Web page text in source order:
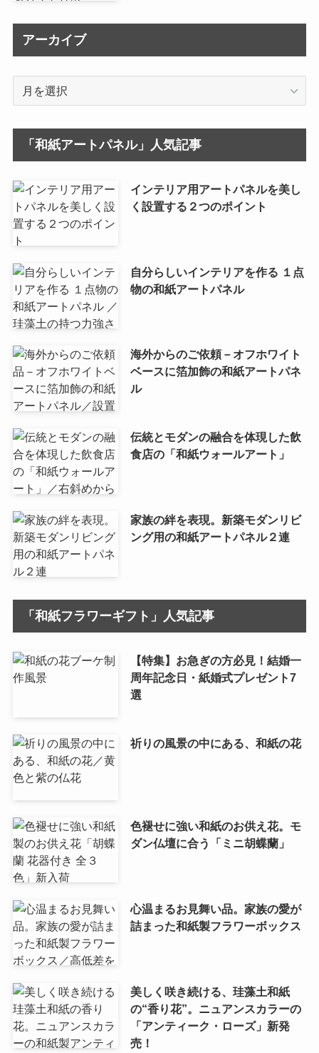
アーカイブ
「和紙アートパネル」人気記事
インテリア用アートパネルを美し
く設置する２つのポイント
自分らしいインテリアを作る １点
物の和紙アートパネル
海外からのご依頼－オフホワイト
ベースに箔加飾の和紙アートパネ
ル
伝統とモダンの融合を体現した飲
食店の「和紙ウォールアート」
家族の絆を表現。新築モダンリビ
ング用の和紙アートパネル２連
「和紙フラワーギフト」人気記事
【特集】お急ぎの方必見！結婚一
周年記念日・紙婚式プレゼント7
選
祈りの風景の中にある、和紙の花
色褪せに強い和紙のお供え花。モ
ダン仏壇に合う「ミニ胡蝶蘭」
心温まるお見舞い品。家族の愛が
詰まった和紙製フラワーボックス
美しく咲き続ける、珪藻土和紙
の“香り花”。ニュアンスカラーの
「アンティーク・ローズ」新発
売！